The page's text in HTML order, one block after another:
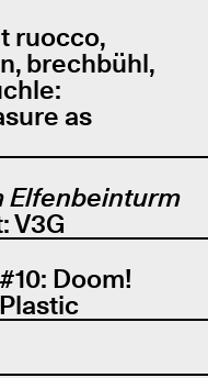
ruocco,
brechbühl,
as
Elfenbeinturm
V3G
Doom!